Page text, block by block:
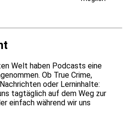
Welt haben Podcasts eine
Ob True Crime,
oder Lerninhalte:
tagtäglich auf dem Weg zur
einfach während wir uns